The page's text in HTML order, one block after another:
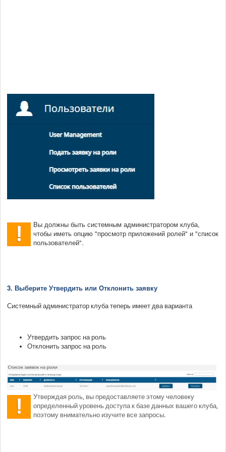
Вы должны быть системным администратором клуба,
чтобы иметь опцию "просмотр приложений ролей" и "список
пользователей".
3. Выберите Утвердить или Oтклонить заявку
Системный администратор клуба теперь имеет два варианта
Утвердить запрос на роль
Отклонить запрос на роль
Утверждая роль, вы предоставляете этому человеку
определенный уровень доступа к базе данных вашего клуба,
поэтому внимательно изучите все запросы.